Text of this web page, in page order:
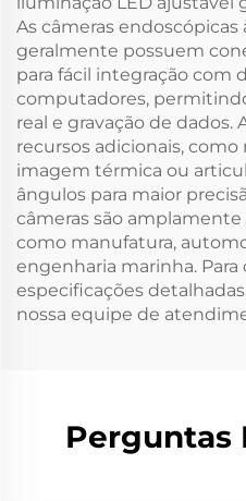
As câmeras endoscópicas
geralmente possuem
para fácil integração com
computadores,
real e gravação de
recursos adicionais,
imagem térmica ou
ângulos para maior
câmeras são
como manufatura,
engenharia marinha. Para
especificações
nossa equipe de
Perguntas